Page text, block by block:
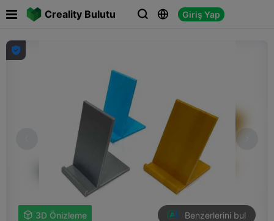
Creality Bulutu   Giriş Yap

 3D Önizleme Benzerlerini bul